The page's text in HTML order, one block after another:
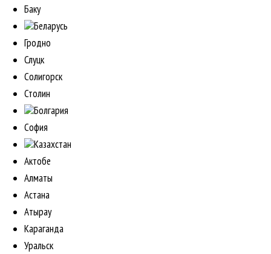
Баку
Беларусь
Гродно
Слуцк
Солигорск
Столин
Болгария
София
Казахстан
Актобе
Алматы
Астана
Атырау
Караганда
Уральск